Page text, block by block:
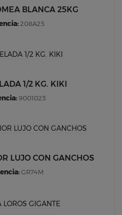
BLANCA 25KG
208A25
1/2 KG. KIKI
9001023
LUJO CON GANCHOS
GR74M